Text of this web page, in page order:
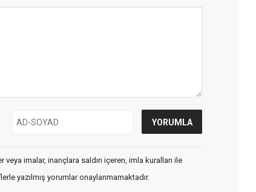
imalar, inançlara saldırı içeren, imla kuralları ile
yazılmış yorumlar onaylanmamaktadır.